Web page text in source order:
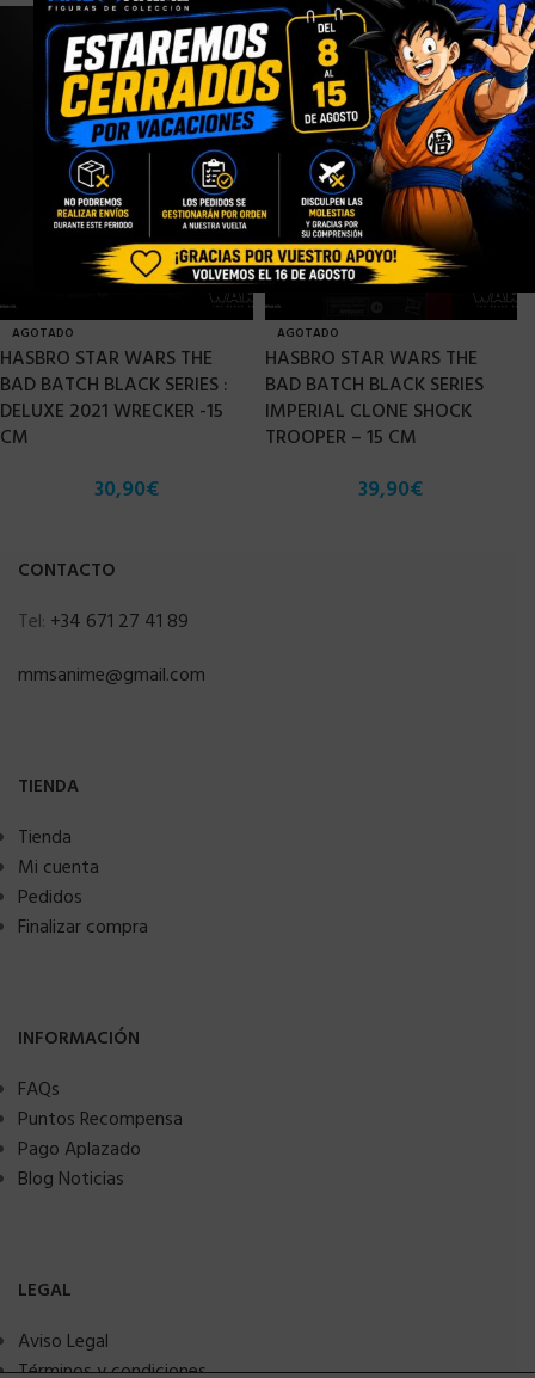
AGOTADO
HASBRO STAR WARS THE
BAD BATCH BLACK SERIES :
DELUXE 2021 WRECKER -15
CM
30,90€
AGOTADO
HASBRO STAR WARS THE
BAD BATCH BLACK SERIES
IMPERIAL CLONE SHOCK
TROOPER – 15 CM
39,90€
CONTACTO
Tel: +34 671 27 41 89
mmsanime@gmail.com
TIENDA
Tienda
Mi cuenta
Pedidos
Finalizar compra
INFORMACIÓN
FAQs
Puntos Recompensa
Pago Aplazado
Blog Noticias
LEGAL
Aviso Legal
Términos y condiciones